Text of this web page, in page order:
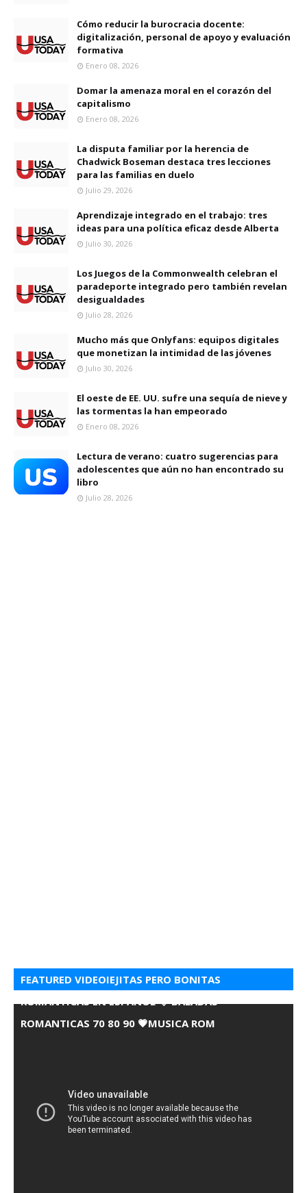
Cómo reducir la burocracia docente:
digitalización, personal de apoyo y evaluación
formativa
Enero 08, 2026
Domar la amenaza moral en el corazón del
capitalismo
Enero 08, 2026
La disputa familiar por la herencia de
Chadwick Boseman destaca tres lecciones
para las familias en duelo
Julio 29, 2026
Aprendizaje integrado en el trabajo: tres
ideas para una política eficaz desde Alberta
Julio 30, 2026
Los Juegos de la Commonwealth celebran el
paradeporte integrado pero también revelan
desigualdades
Julio 28, 2026
Mucho más que Onlyfans: equipos digitales
que monetizan la intimidad de las jóvenes
Julio 30, 2026
El oeste de EE. UU. sufre una sequía de nieve y
las tormentas la han empeorado
Enero 08, 2026
Lectura de verano: cuatro sugerencias para
adolescentes que aún no han encontrado su
libro
Julio 28, 2026
FEATURED VIDEOIEJITAS PERO BONITAS
ROMANTICAS EN ESPANOL 💘 BALADAS
ROMANTICAS 70 80 90 💗MUSICA ROM